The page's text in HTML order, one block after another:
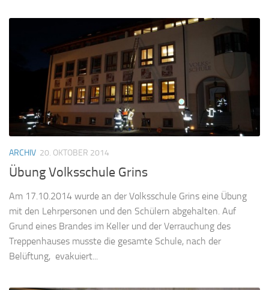
ARCHIV 20. OKTOBER 2014
Übung Volksschule Grins
Am 17.10.2014 wurde an der Volksschule Grins eine Übung
mit den Lehrpersonen und den Schülern abgehalten. Auf
Grund eines Brandes im Keller und der Verrauchung des
Treppenhauses musste die gesamte Schule, nach der
Belüftung, evakuiert...